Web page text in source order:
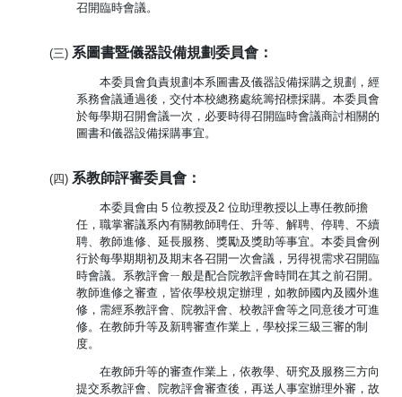
召開臨時會議。
(三) 系圖書暨儀器設備規劃委員會：
本委員會負責規劃本系圖書及儀器設備採購之規劃，經
系務會議通過後，交付本校總務處統籌招標採購。本委員會
於每學期召開會議一次，必要時得召開臨時會議商討相關的
圖書和儀器設備採購事宜。
(四) 系教師評審委員會：
本委員會由 5 位教授及2 位助理教授以上專任教師擔
任，職掌審議系內有關教師聘任、升等、解聘、停聘、不續
聘、教師進修、延長服務、獎勵及獎助等事宜。本委員會例
行於每學期期初及期末各召開一次會議，另得視需求召開臨
時會議。系教評會ㄧ般是配合院教評會時間在其之前召開。
教師進修之審查，皆依學校規定辦理，如教師國內及國外進
修，需經系教評會、院教評會、校教評會等之同意後才可進
修。在教師升等及新聘審查作業上，學校採三級三審的制
度。
在教師升等的審查作業上，依教學、研究及服務三方向
提交系教評會、院教評會審查後，再送人事室辦理外審，故